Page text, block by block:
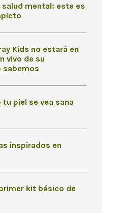
mental: este es
Kids no estará en
vivo de su
sabemos
piel se vea sana
inspirados en
kit básico de